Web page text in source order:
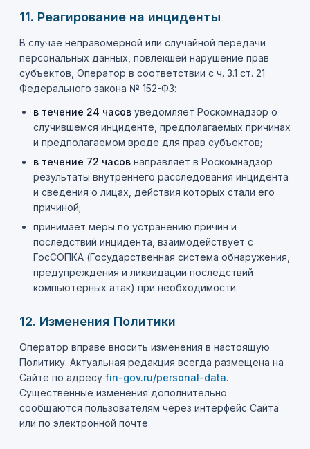
11. Реагирование на инциденты
В случае неправомерной или случайной передачи
персональных данных, повлекшей нарушение прав
субъектов, Оператор в соответствии с ч. 3.1 ст. 21
Федерального закона № 152-ФЗ:
в течение 24 часов уведомляет Роскомнадзор о
случившемся инциденте, предполагаемых причинах
и предполагаемом вреде для прав субъектов;
в течение 72 часов направляет в Роскомнадзор
результаты внутреннего расследования инцидента
и сведения о лицах, действия которых стали его
причиной;
принимает меры по устранению причин и
последствий инцидента, взаимодействует с
ГосСОПКА (Государственная система обнаружения,
предупреждения и ликвидации последствий
компьютерных атак) при необходимости.
12. Изменения Политики
Оператор вправе вносить изменения в настоящую
Политику. Актуальная редакция всегда размещена на
Сайте по адресу fin-gov.ru/personal-data.
Существенные изменения дополнительно
сообщаются пользователям через интерфейс Сайта
или по электронной почте.